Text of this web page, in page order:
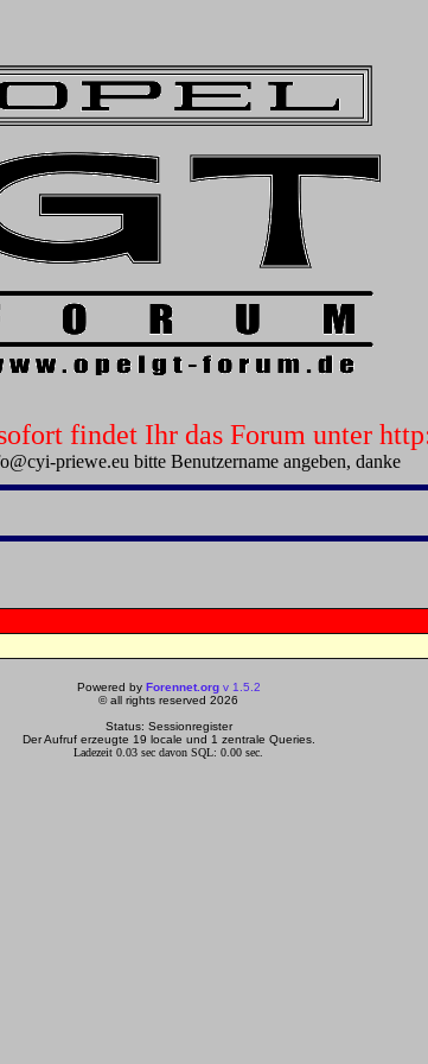
findet Ihr das Forum unter
priewe.eu bitte Benutzername angeben, danke
Powered by Forennet.org v 1.5.2
© all rights reserved 2026
Status: Sessionregister
Der Aufruf erzeugte 19 locale und 1 zentrale Queries.
Ladezeit 0.03 sec davon SQL: 0.00 sec.